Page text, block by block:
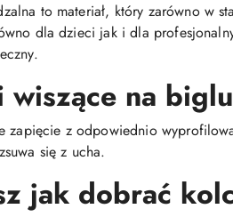
to materiał, który zarówno w
dla dzieci jak i dla
wiszące na
zapięcie z odpowiednio
się z ucha.
jak dobrać